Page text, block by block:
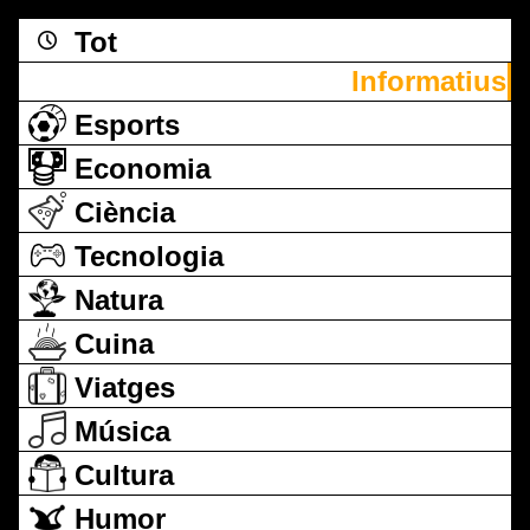
Tot
Informatius
Esports
Economia
Ciència
Tecnologia
Natura
Cuina
Viatges
Música
Cultura
Humor